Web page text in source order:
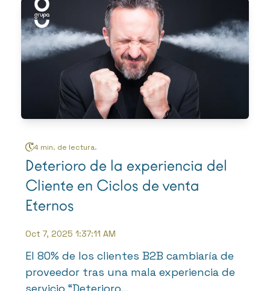
4 min. de lectura.
Deterioro de la experiencia del
Cliente en Ciclos de venta
Eternos
Oct 7, 2025 1:37:11 AM
El 80% de los clientes B2B cambiaría de
proveedor tras una mala experiencia de